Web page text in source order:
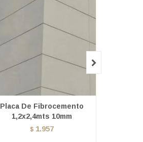
Placa De Fibrocemento
1,2x2,4mts 10mm
$ 1.957
